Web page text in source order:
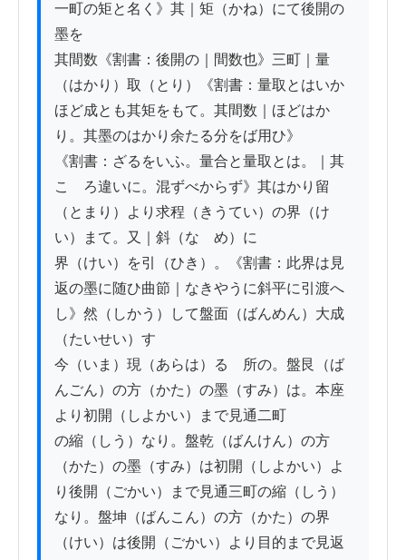
一町の矩と名く》其｜矩（かね）にて後開の
墨を
其間数《割書：後開の｜間数也》三町｜量
（はかり）取（とり）《割書：量取とはいか
ほど成とも其矩をもて。其間数｜ほどはか
り。其墨のはかり余たる分をば用ひ》
《割書：ざるをいふ。量合と量取とは。｜其
こゝろ違いに。混ずべからず》其はかり留
（とまり）より求程（きうてい）の界（け
い）まて。又｜斜（なゝめ）に
界（けい）を引（ひき）。《割書：此界は見
返の墨に随ひ曲節｜なきやうに斜平に引渡へ
し》然（しかう）して盤面（ばんめん）大成
（たいせい）す
今（いま）現（あらは）るゝ所の。盤艮（ば
んごん）の方（かた）の墨（すみ）は。本座
より初開（しよかい）まで見通二町
の縮（しう）なり。盤乾（ばんけん）の方
（かた）の墨（すみ）は初開（しよかい）よ
り後開（ごかい）まで見通三町の縮（しう）
なり。盤坤（ばんこん）の方（かた）の界
（けい）は後開（ごかい）より目的まで見返